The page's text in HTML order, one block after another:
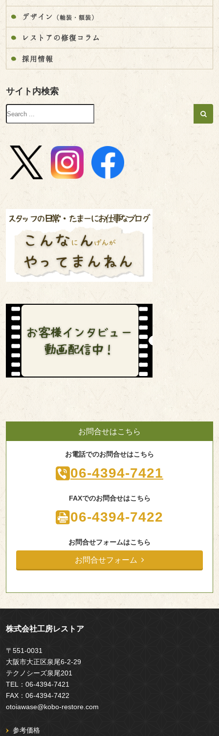
デザイン （軸装・額装）
レストアの修復コラム
採用情報
サイト内検索
お問合せはこちら
お電話でのお問合せはこちら
06-4394-7421
FAXでのお問合せはこちら
06-4394-7422
お問合せフォームはこちら
お問合せフォーム
株式会社工房レストア
〒551-0031
大阪市大正区泉尾6-2-29
テクノシーズ泉尾201
TEL： 06-4394-7421
FAX： 06-4394-7422
otoiawase@kobo-restore.com
参考価格